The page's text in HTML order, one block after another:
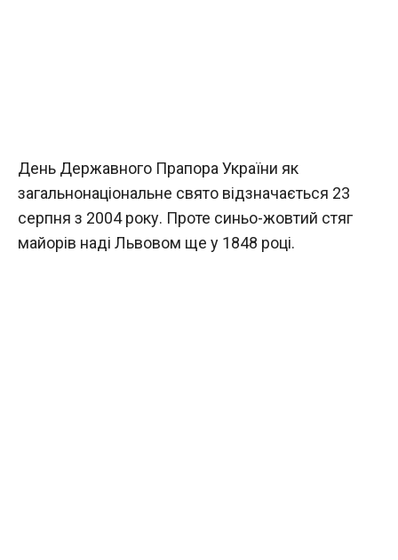
День Державного Прапора України як
загальнонаціональне свято відзначається 23
серпня з 2004 року. Проте синьо-жовтий стяг
майорів наді Львовом ще у 1848 році.